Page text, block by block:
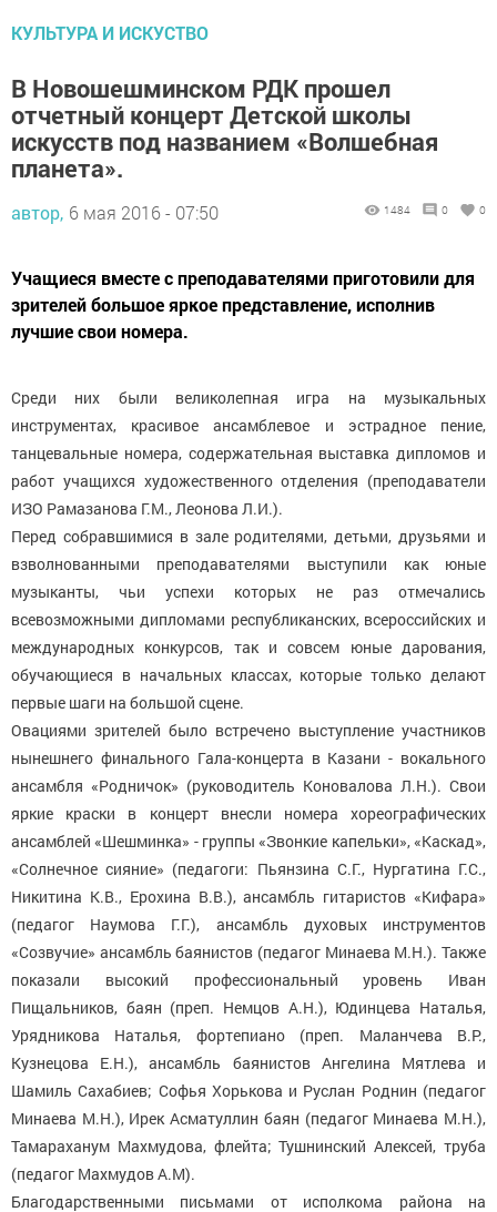
КУЛЬТУРА И ИСКУСТВО
В Новошешминском РДК прошел
отчетный концерт Детской школы
искусств под названием «Волшебная
планета».
автор, 6 мая 2016 - 07:50 1484 0 0
Учащиеся вместе с преподавателями приготовили для
зрителей большое яркое представление, исполнив
лучшие свои номера.
Среди них были великолепная игра на музыкальных
инструментах, красивое ансамблевое и эстрадное пение,
танцевальные номера, содержательная выставка дипломов и
работ учащихся художественного отделения (преподаватели
ИЗО Рамазанова Г.М., Леонова Л.И.).
Перед собравшимися в зале родителями, детьми, друзьями и
взволнованными преподавателями выступили как юные
музыканты, чьи успехи которых не раз отмечались
всевозможными дипломами республиканских, всероссийских и
международных конкурсов, так и совсем юные дарования,
обучающиеся в начальных классах, которые только делают
первые шаги на большой сцене.
Овациями зрителей было встречено выступление участников
нынешнего финального Гала-концерта в Казани - вокального
ансамбля «Родничок» (руководитель Коновалова Л.Н.). Свои
яркие краски в концерт внесли номера хореографических
ансамблей «Шешминка» - группы «Звонкие капельки», «Каскад»,
«Солнечное сияние» (педагоги: Пьянзина С.Г., Нургатина Г.С.,
Никитина К.В., Ерохина В.В.), ансамбль гитаристов «Кифара»
(педагог Наумова Г.Г.), ансамбль духовых инструментов
«Созвучие» ансамбль баянистов (педагог Минаева М.Н.). Также
показали высокий профессиональный уровень Иван
Пищальников, баян (преп. Немцов А.Н.), Юдинцева Наталья,
Урядникова Наталья, фортепиано (преп. Маланчева В.Р.,
Кузнецова Е.Н.), ансамбль баянистов Ангелина Мятлева и
Шамиль Сахабиев; Софья Хорькова и Руслан Роднин (педагог
Минаева М.Н.), Ирек Асматуллин баян (педагог Минаева М.Н.),
Тамараханум Махмудова, флейта; Тушнинский Алексей, труба
(педагог Махмудов А.М).
Благодарственными письмами от исполкома района на